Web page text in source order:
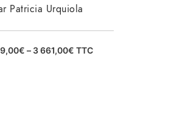
Patricia Urquiola
€ – 3 661,00€ TTC